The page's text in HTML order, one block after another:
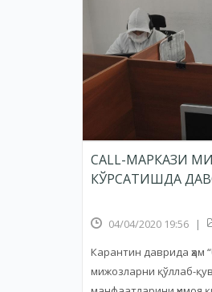
CALL-МАРКАЗИ
КЎРСАТИШДА
04/04/2020 19:56 |
Карантин даврида ҳам
мижозларни қўллаб-